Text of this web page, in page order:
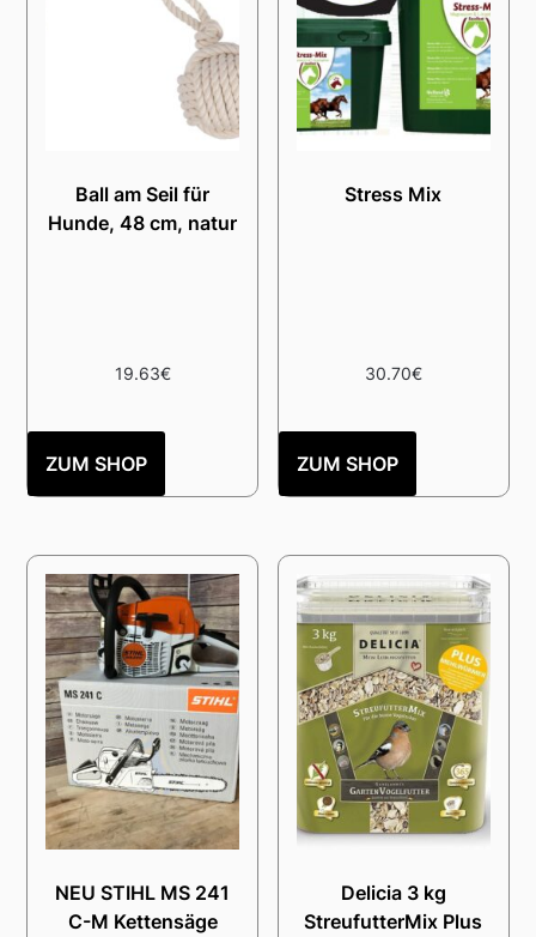
Ball am Seil für
Hunde, 48 cm, natur
19.63€
ZUM SHOP
Stress Mix
30.70€
ZUM SHOP
NEU STIHL MS 241
C-M Kettensäge
Delicia 3 kg
StreufutterMix Plus